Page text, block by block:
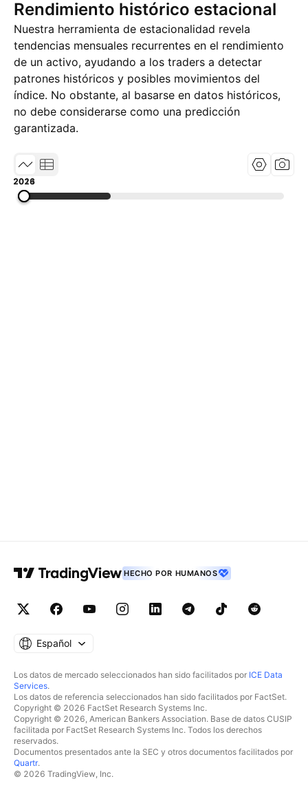
Rendimiento histórico estacional
Nuestra herramienta de estacionalidad revela
tendencias mensuales recurrentes en el rendimiento
de un activo, ayudando a los traders a detectar
patrones históricos y posibles movimientos del
índice. No obstante, al basarse en datos históricos,
no debe considerarse como una predicción
garantizada.
2011
2018
2026
HECHO POR HUMANOS
Español
Los datos de mercado seleccionados han sido facilitados por ICE Data
Services.
Los datos de referencia seleccionados han sido facilitados por FactSet.
Copyright © 2026 FactSet Research Systems Inc.
Copyright © 2026, American Bankers Association. Base de datos CUSIP
facilitada por FactSet Research Systems Inc. Todos los derechos
reservados.
Documentos presentados ante la SEC y otros documentos facilitados por
Quartr.
© 2026 TradingView, Inc.